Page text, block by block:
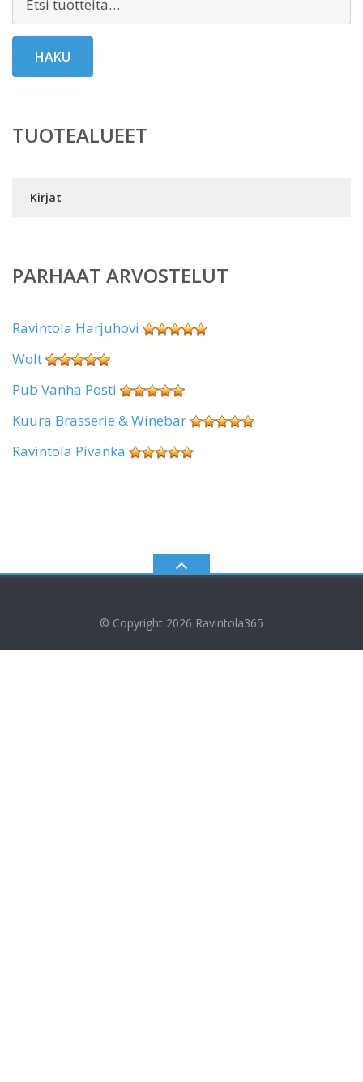
HAKU
TUOTEALUEET
Kirjat
PARHAAT ARVOSTELUT
Ravintola Harjuhovi
Wolt
Pub Vanha Posti
Kuura Brasserie & Winebar
Ravintola Pivanka
© Copyright 2026 Ravintola365